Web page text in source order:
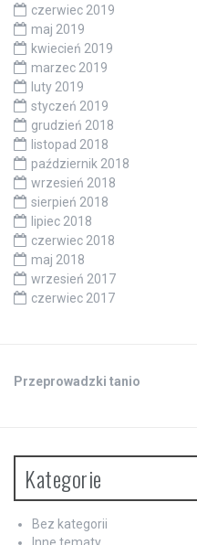
czerwiec 2019
maj 2019
kwiecień 2019
marzec 2019
luty 2019
styczeń 2019
grudzień 2018
listopad 2018
październik 2018
wrzesień 2018
sierpień 2018
lipiec 2018
czerwiec 2018
maj 2018
wrzesień 2017
czerwiec 2017
Przeprowadzki tanio
Kategorie
Bez kategorii